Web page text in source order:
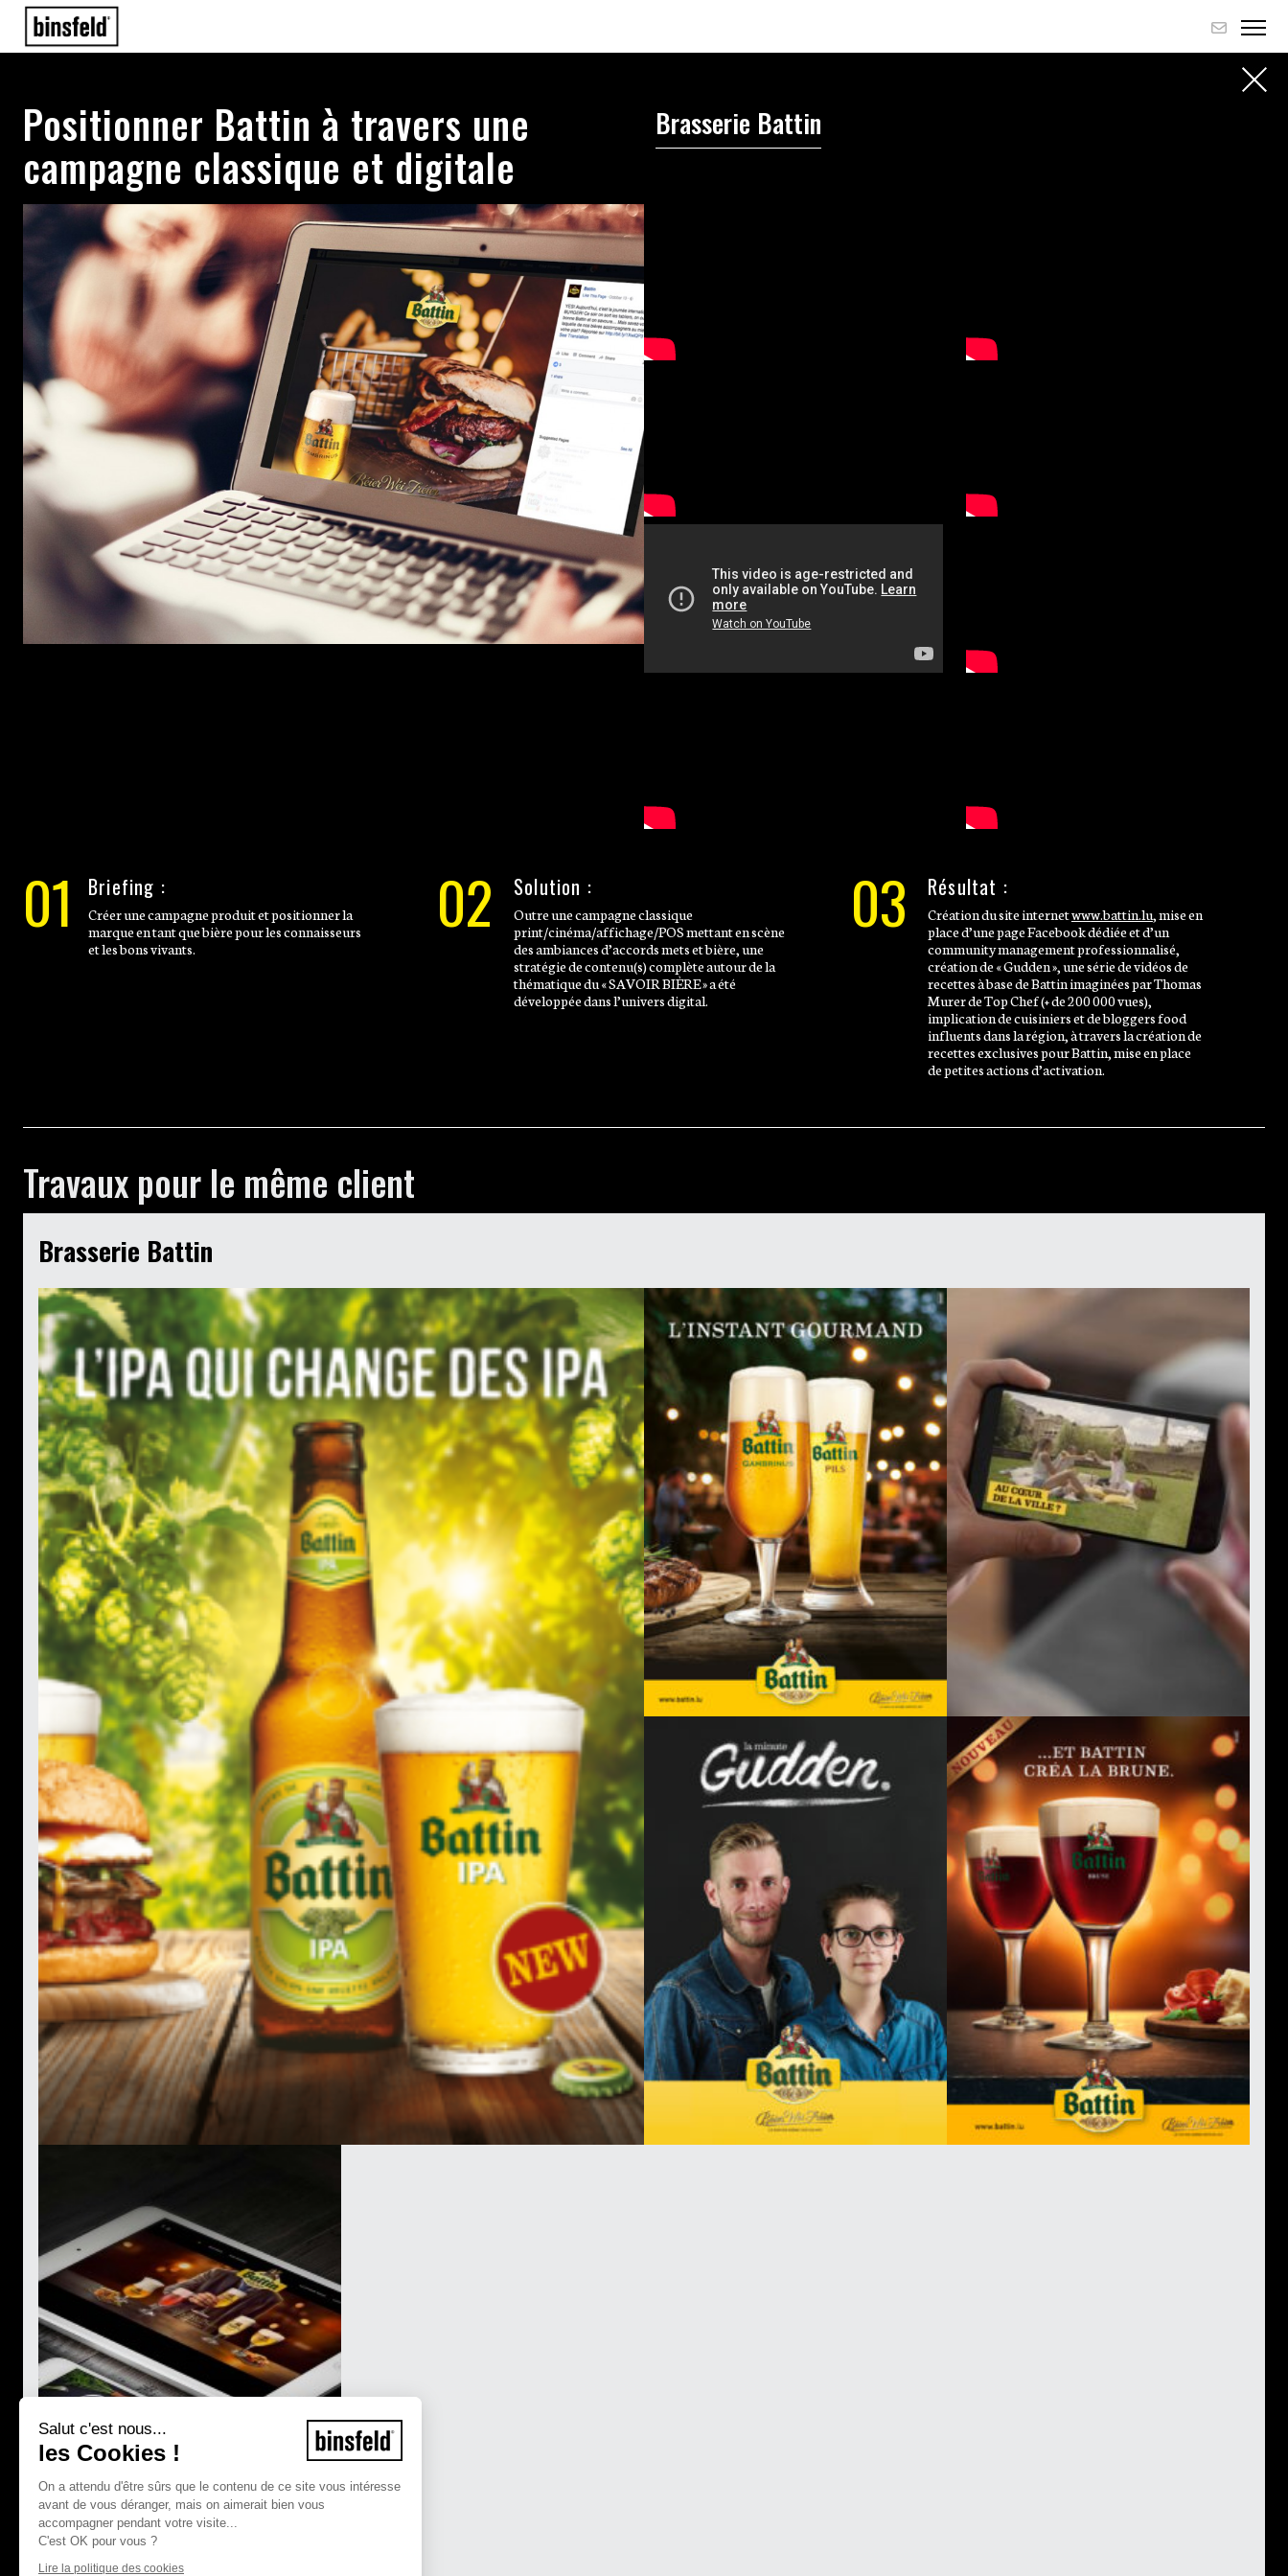
Salut c'est nous...
les Cookies !
On a attendu d'être sûrs que le contenu de ce site vous intéresse
avant de vous déranger, mais on aimerait bien vous
accompagner pendant votre visite...
C'est OK pour vous ?
Lire la politique des cookies
Positionner Battin à travers une
campagne classique et digitale
Brasserie Battin
01 Briefing :
Créer une campagne produit et positionner la
marque en tant que bière pour les connaisseurs
et les bons vivants.
02 Solution :
Outre une campagne classique
print/cinéma/affichage/POS mettant en scène
des ambiances d’accords mets et bière, une
stratégie de contenu(s) complète autour de la
thématique du « SAVOIR BIÈRE » a été
développée dans l’univers digital.
03 Résultat :
Création du site internetwww.battin.lu, mise en
place d’une page Facebook dédiée et d’un
community management professionnalisé,
création de « Gudden », une série de vidéos de
recettes à base de Battin imaginées par Thomas
Murer de Top Chef (+ de 200 000 vues),
implication de cuisiniers et de bloggers food
influents dans la région, à travers la création de
recettes exclusives pour Battin, mise en place
de petites actions d’activation.
Travaux pour le même client
Brasserie Battin